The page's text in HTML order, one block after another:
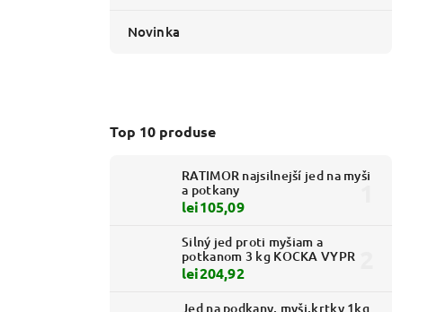
Novinka
Top 10 produse
RATIMOR najsilnejší jed na myši
a potkany
lei105,09
Silný jed proti myšiam a
potkanom 3 kg KOCKA VYPR
lei204,92
Jed na podkany, myši,krtky 1kg